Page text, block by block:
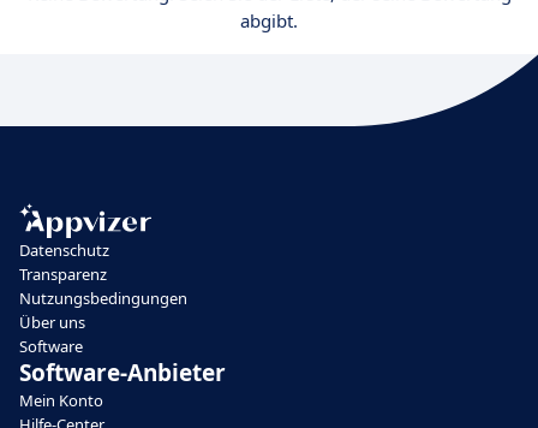
abgibt.
Datenschutz
Transparenz
Nutzungsbedingungen
Über uns
Software
Software-Anbieter
Mein Konto